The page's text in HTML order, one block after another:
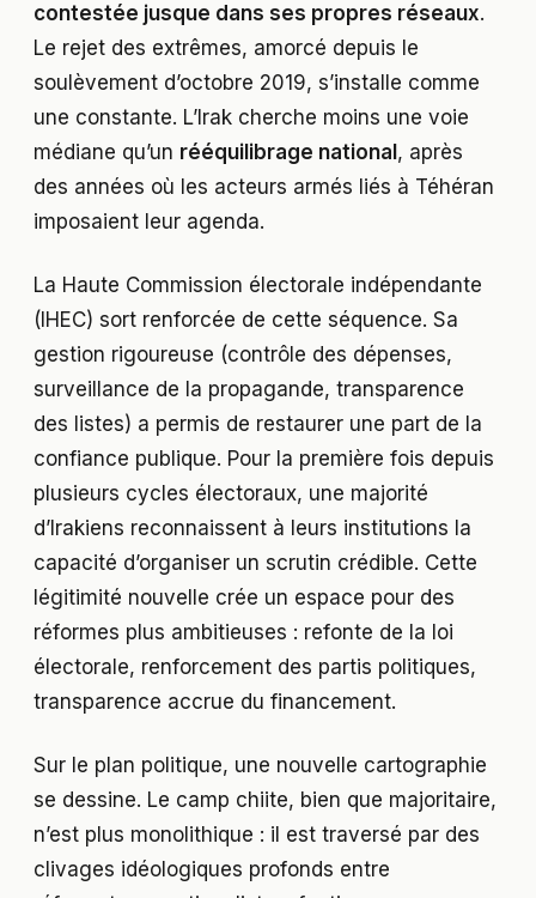
contestée jusque dans ses propres réseaux.
Le rejet des extrêmes, amorcé depuis le
soulèvement d’octobre 2019, s’installe comme
une constante. L’Irak cherche moins une voie
médiane qu’un rééquilibrage national , après
des années où les acteurs armés liés à Téhéran
imposaient leur agenda.
La Haute Commission électorale indépendante
(IHEC) sort renforcée de cette séquence. Sa
gestion rigoureuse (contrôle des dépenses,
surveillance de la propagande, transparence
des listes) a permis de restaurer une part de la
confiance publique. Pour la première fois depuis
plusieurs cycles électoraux, une majorité
d’Irakiens reconnaissent à leurs institutions la
capacité d’organiser un scrutin crédible. Cette
légitimité nouvelle crée un espace pour des
réformes plus ambitieuses : refonte de la loi
électorale, renforcement des partis politiques,
transparence accrue du financement.
Sur le plan politique, une nouvelle cartographie
se dessine. Le camp chiite, bien que majoritaire,
n’est plus monolithique : il est traversé par des
clivages idéologiques profonds entre